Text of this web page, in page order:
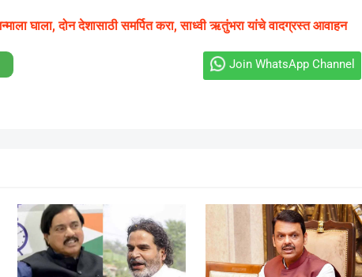
घाला, दोन देशासाठी समर्पित करा, साध्वी ऋतुंभरा यांचे वादग्रस्त आवाहन
Join WhatsApp Channel